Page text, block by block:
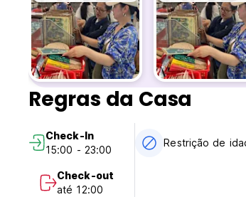
Modificação:
Contacte-nos 3 dias antes da data de
Check-in: 15h00
Check-out: 12h (meio-dia)
Pagamento na chegada em dinheiro,
Impostos incluídos.
Café da manhã não incluído.
Não aceitamos clientes menores de 18 anos.
Os hóspedes entre 13 e 18 anos que
e entregá-lo na recepção no momento do
(Auto-translated from original language)
Regras da Casa
Check-In
15:00 - 23:00
Check-out
até 12:00
Restrição de